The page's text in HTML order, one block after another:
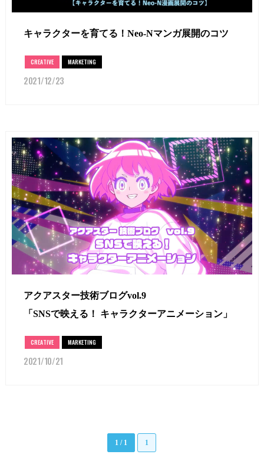
キャラクターを育てる！Neo-Nマンガ展開のコツ
CREATIVE MARKETING
2021/12/23
アクアスター技術ブログvol.9
「SNSで映える！ キャラクターアニメーション」
CREATIVE MARKETING
2021/10/21
1 / 1 1